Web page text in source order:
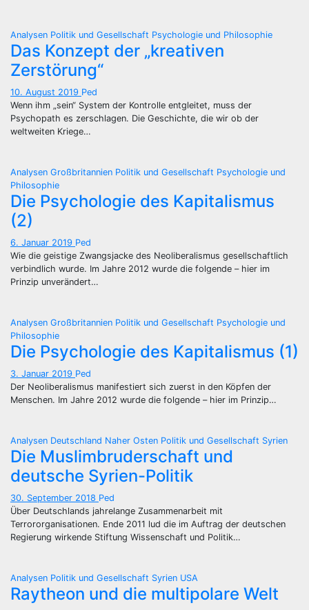
Analysen Politik und Gesellschaft Psychologie und Philosophie
Das Konzept der „kreativen
Zerstörung“
10. August 2019 Ped
Wenn ihm „sein“ System der Kontrolle entgleitet, muss der
Psychopath es zerschlagen. Die Geschichte, die wir ob der
weltweiten Kriege…
Analysen Großbritannien Politik und Gesellschaft Psychologie und
Philosophie
Die Psychologie des Kapitalismus
(2)
6. Januar 2019 Ped
Wie die geistige Zwangsjacke des Neoliberalismus gesellschaftlich
verbindlich wurde. Im Jahre 2012 wurde die folgende – hier im
Prinzip unverändert…
Analysen Großbritannien Politik und Gesellschaft Psychologie und
Philosophie
Die Psychologie des Kapitalismus (1)
3. Januar 2019 Ped
Der Neoliberalismus manifestiert sich zuerst in den Köpfen der
Menschen. Im Jahre 2012 wurde die folgende – hier im Prinzip…
Analysen Deutschland Naher Osten Politik und Gesellschaft Syrien
Die Muslimbruderschaft und
deutsche Syrien-Politik
30. September 2018 Ped
Über Deutschlands jahrelange Zusammenarbeit mit
Terrororganisationen. Ende 2011 lud die im Auftrag der deutschen
Regierung wirkende Stiftung Wissenschaft und Politik…
Analysen Politik und Gesellschaft Syrien USA
Raytheon und die multipolare Welt